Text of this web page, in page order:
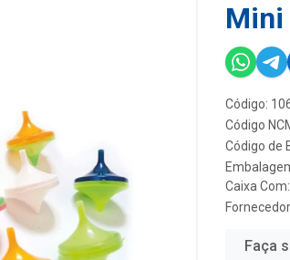
Mini
Código:
Código
Código de
Caixa
Faça